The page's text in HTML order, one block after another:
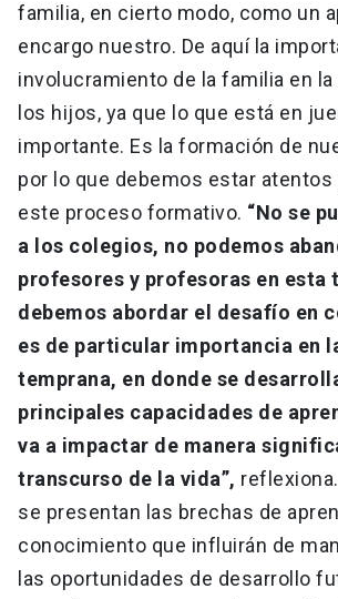
familia, en cierto modo, como un
encargo nuestro. De aquí la
involucramiento de la familia en
los hijos, ya que lo que está en
importante. Es la formación de
por lo que debemos estar atentos
este proceso formativo. “No se
a los colegios, no podemos
profesores y profesoras en esta
debemos abordar el desafío en
es de particular importancia en
temprana, en donde se
principales capacidades de
va a impactar de manera
transcurso de la vida”,
se presentan las brechas de
conocimiento que influirán de
las oportunidades de desarrollo